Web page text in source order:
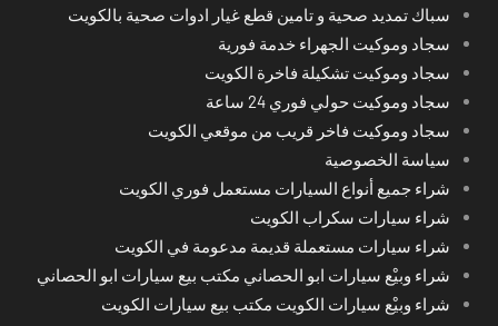
سباك تمديد صحية و تامين قطع غيار ادوات صحية بالكويت
سجاد وموكيت الجهراء خدمة فورية
سجاد وموكيت تشكيلة فاخرة الكويت
سجاد وموكيت حولي فوري 24 ساعة
سجاد وموكيت فاخر قريب من موقعي الكويت
سياسة الخصوصية
شراء جميع أنواع السيارات مستعمل فوري الكويت
شراء سيارات سكراب الكويت
شراء سيارات مستعملة قديمة مدعومة في الكويت
شراء وبيْع سيارات ابو الحصاني مكتب بيع سيارات ابو الحصاني
شراء وبيْع سيارات الكويت مكتب بيع سيارات الكويت